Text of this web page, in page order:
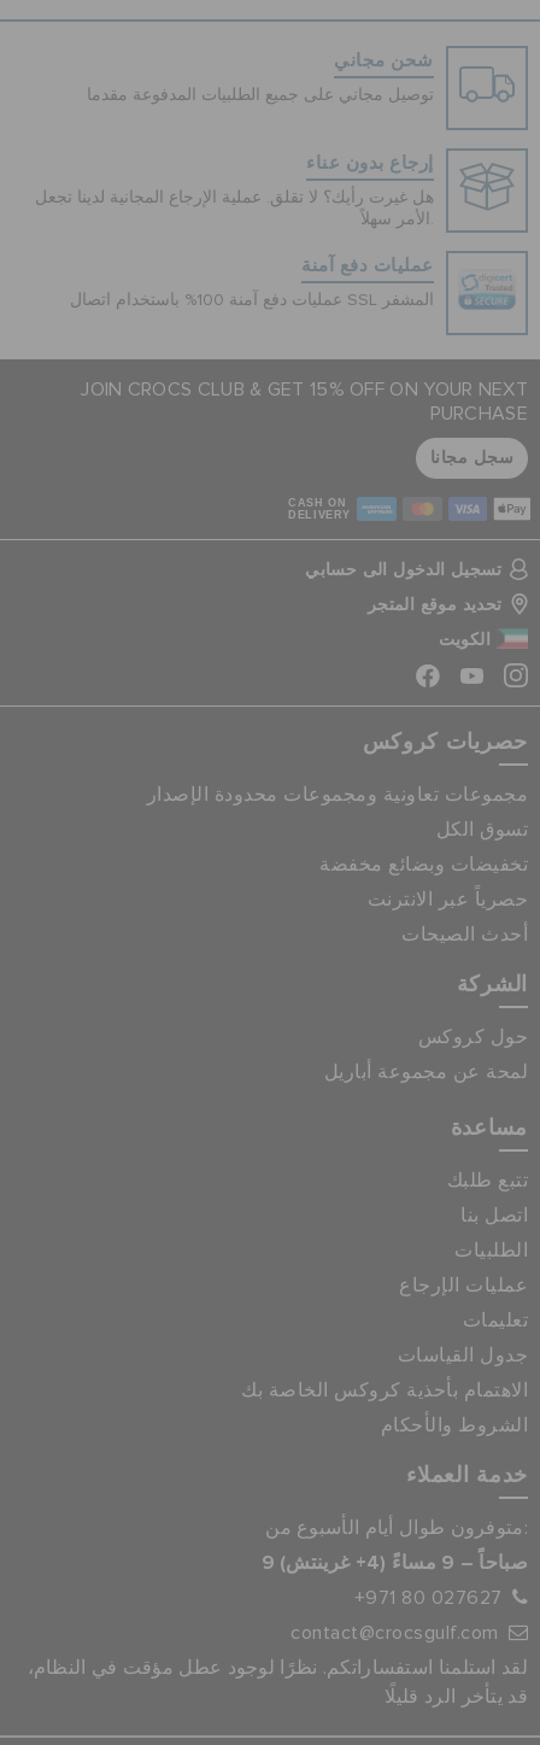
شحن مجاني
توصيل مجاني على جميع الطلبيات المدفوعة مقدما
إرجاع بدون عناء
هل غيرت رأيك؟ لا تقلق. عملية الإرجاع المجانية لدينا تجعل
الأمر سهلاً.
عمليات دفع آمنة
عمليات دفع آمنة 100% باستخدام اتصال SSL المشفر
JOIN CROCS CLUB & GET 15% OFF ON YOUR NEXT
PURCHASE
سجل مجانا
CASH ON
DELIVERY
تسجيل الدخول الى حسابي
تحديد موقع المتجر
الكويت
حصريات كروكس
مجموعات تعاونية ومجموعات محدودة الإصدار
تسوق الكل
تخفيضات وبضائع مخفضة
حصرياً عبر الانترنت
أحدث الصيحات
الشركة
حول كروكس
لمحة عن مجموعة أباريل
مساعدة
تتبع طلبك
اتصل بنا
الطلبيات
عمليات الإرجاع
تعليمات
جدول القياسات
الاهتمام بأحذية كروكس الخاصة بك
الشروط والأحكام
خدمة العملاء
متوفرون طوال أيام الأسبوع من:
9 صباحاً – 9 مساءً (4+ غرينتش)
+971 80 027627
contact@crocsgulf.com
لقد استلمنا استفساراتكم. نظرًا لوجود عطل مؤقت في النظام،
قد يتأخر الرد قليلًا